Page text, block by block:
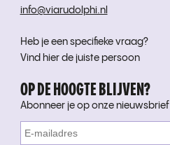
info@viarudolphi.nl
Heb je een specifieke vraag?
Vind hier de juiste persoon
OP DE HOOGTE BLIJVEN?
Abonneer je op onze nieuwsbrief